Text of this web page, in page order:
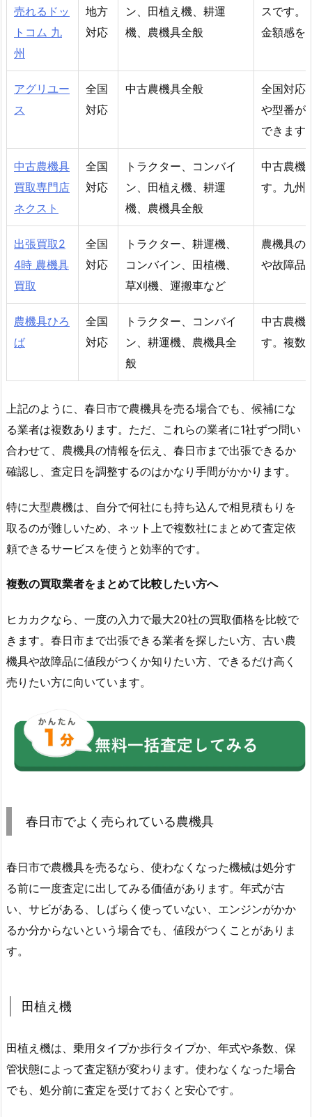
売れるドッ
トコム 九
州
地方
対応
ン、田植え機、耕運
機、農機具全般
スです。
金額感を
アグリユー
ス
全国
対応
中古農機具全般
全国対応
や型番が
できます
中古農機具
買取専門店
ネクスト
全国
対応
トラクター、コンバイ
ン、田植え機、耕運
機、農機具全般
中古農機
す。九州
出張買取2
4時 農機具
買取
全国
対応
トラクター、耕運機、
コンバイン、田植機、
草刈機、運搬車など
農機具の
や故障品
農機具ひろ
ば
全国
対応
トラクター、コンバイ
ン、耕運機、農機具全
般
中古農機
す。複数
上記のように、春日市で農機具を売る場合でも、候補にな
る業者は複数あります。ただ、これらの業者に1社ずつ問い
合わせて、農機具の情報を伝え、春日市まで出張できるか
確認し、査定日を調整するのはかなり手間がかかります。
特に大型農機は、自分で何社にも持ち込んで相見積もりを
取るのが難しいため、ネット上で複数社にまとめて査定依
頼できるサービスを使うと効率的です。
複数の買取業者をまとめて比較したい方へ
ヒカカクなら、一度の入力で最大20社の買取価格を比較で
きます。春日市まで出張できる業者を探したい方、古い農
機具や故障品に値段がつくか知りたい方、できるだけ高く
売りたい方に向いています。
春日市でよく売られている農機具
春日市で農機具を売るなら、使わなくなった機械は処分す
る前に一度査定に出してみる価値があります。年式が古
い、サビがある、しばらく使っていない、エンジンがかか
るか分からないという場合でも、値段がつくことがありま
す。
田植え機
田植え機は、乗用タイプか歩行タイプか、年式や条数、保
管状態によって査定額が変わります。使わなくなった場合
でも、処分前に査定を受けておくと安心です。